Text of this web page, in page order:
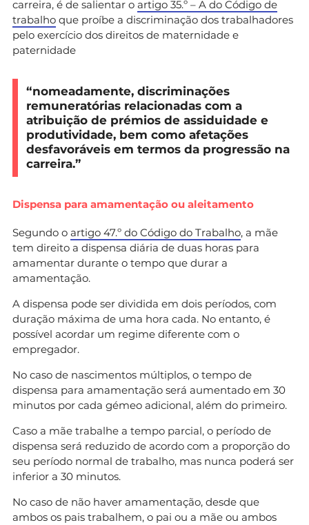
carreira, é de salientar o artigo 35.º – A do Código de
trabalho que proíbe a discriminação dos trabalhadores
pelo exercício dos direitos de maternidade e
paternidade
“nomeadamente, discriminações
remuneratórias relacionadas com a
atribuição de prémios de assiduidade e
produtividade, bem como afetações
desfavoráveis em termos da progressão na
carreira.”
Dispensa para amamentação ou aleitamento
Segundo o artigo 47.º do Código do Trabalho, a mãe
tem direito a dispensa diária de duas horas para
amamentar durante o tempo que durar a
amamentação.
A dispensa pode ser dividida em dois períodos, com
duração máxima de uma hora cada. No entanto, é
possível acordar um regime diferente com o
empregador.
No caso de nascimentos múltiplos, o tempo de
dispensa para amamentação será aumentado em 30
minutos por cada gémeo adicional, além do primeiro.
Caso a mãe trabalhe a tempo parcial, o período de
dispensa será reduzido de acordo com a proporção do
seu período normal de trabalho, mas nunca poderá ser
inferior a 30 minutos.
No caso de não haver amamentação, desde que
ambos os pais trabalhem, o pai ou a mãe ou ambos